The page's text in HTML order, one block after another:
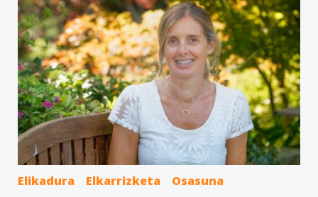
Elikadura Elkarrizketa Osasuna